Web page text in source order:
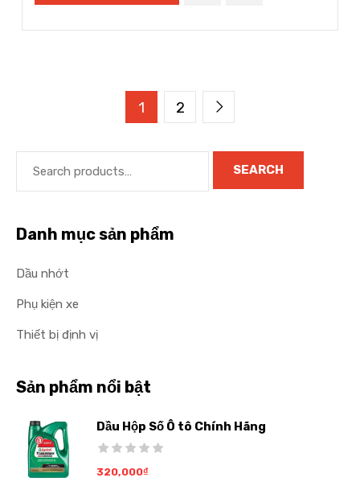
1 2
SEARCH
Danh mục sản phẩm
Dầu nhớt
Phụ kiện xe
Thiết bị định vị
Sản phẩm nổi bật
Dầu Hộp Số Ô tô Chính Hãng
320,000₫